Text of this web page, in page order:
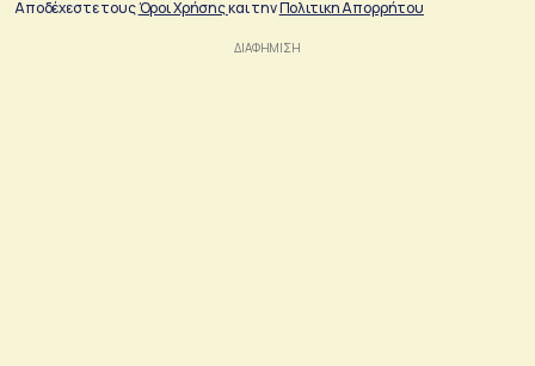
Αποδέχεστε τουςΌροι Χρήσηςκαι τηνΠολιτικη Απορρήτου